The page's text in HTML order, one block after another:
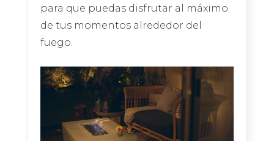
para que puedas disfrutar al máximo
de tus momentos alrededor del
fuego.